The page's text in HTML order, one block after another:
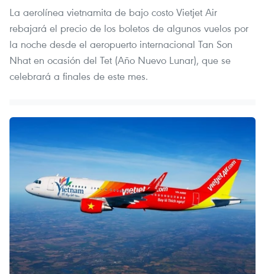
La aerolínea vietnamita de bajo costo Vietjet Air
rebajará el precio de los boletos de algunos vuelos por
la noche desde el aeropuerto internacional Tan Son
Nhat en ocasión del Tet (Año Nuevo Lunar), que se
celebrará a finales de este mes.